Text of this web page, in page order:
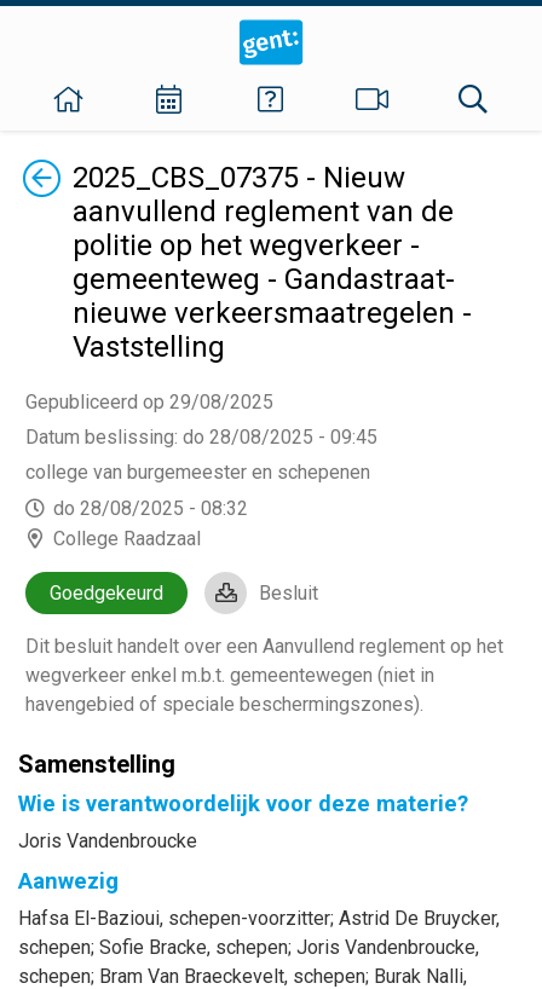
Terug2025_CBS_07375 - Nieuw
aanvullend reglement van de
politie op het wegverkeer -
gemeenteweg - Gandastraat-
nieuwe verkeersmaatregelen -
Vaststelling
Gepubliceerd op 29/08/2025
Datum beslissing: do 28/08/2025 - 09:45
college van burgemeester en schepenen
do 28/08/2025 - 08:32
College Raadzaal
Goedgekeurd Besluit
Dit besluit handelt over een Aanvullend reglement op het
wegverkeer enkel m.b.t. gemeentewegen (niet in
havengebied of speciale beschermingszones).
Samenstelling
Wie is verantwoordelijk voor deze materie?
Joris Vandenbroucke
Aanwezig
Hafsa El-Bazioui, schepen-voorzitter; Astrid De Bruycker,
schepen; Sofie Bracke, schepen; Joris Vandenbroucke,
schepen; Bram Van Braeckevelt, schepen; Burak Nalli,